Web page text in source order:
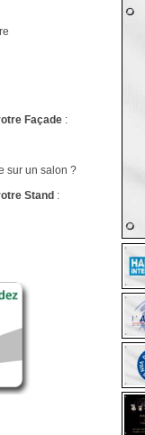
Façade:
sur un salon ?
Stand :